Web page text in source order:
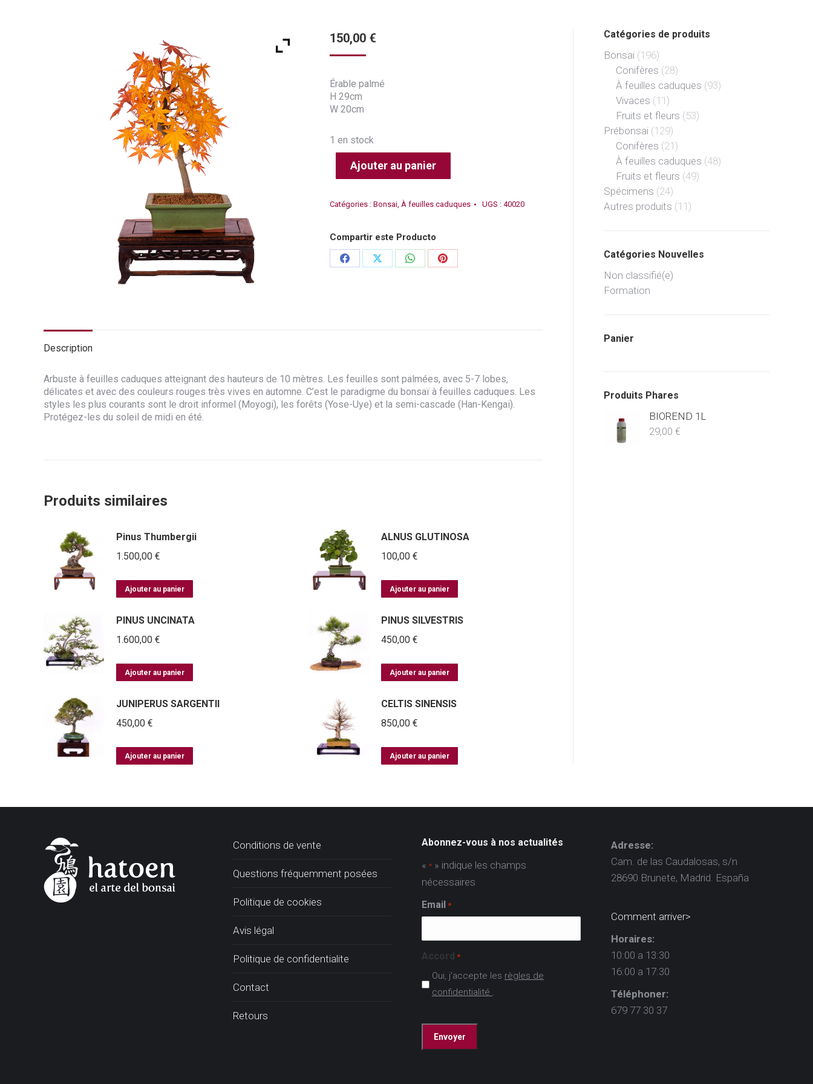
150,00 €
Érable palmé
H 29cm
W 20cm
1 en stock
Ajouter au panier
Catégories : Bonsai, À feuilles caduques UGS : 40020
Compartir este Producto
PartagerPartagerPartagerPartager
Description
Arbuste à feuilles caduques atteignant des hauteurs de 10 mètres. Les feuilles sont palmées, avec 5-7 lobes,
délicates et avec des couleurs rouges très vives en automne. C’est le paradigme du bonsaï à feuilles caduques. Les
styles les plus courants sont le droit informel (Moyogi), les forêts (Yose-Uye) et la semi-cascade (Han-Kengai).
Protégez-les du soleil de midi en été.
Produits similaires
Pinus Thumbergii
1.500,00 €
Ajouter au panier
ALNUS GLUTINOSA
100,00 €
Ajouter au panier
PINUS UNCINATA
1.600,00 €
Ajouter au panier
PINUS SILVESTRIS
450,00 €
Ajouter au panier
JUNIPERUS SARGENTII
450,00 €
Ajouter au panier
CELTIS SINENSIS
850,00 €
Ajouter au panier
Catégories de produits
Bonsai (196)
Conifères (28)
À feuilles caduques (93)
Vivaces (11)
Fruits et fleurs (53)
Prébonsai (129)
Conifères (21)
À feuilles caduques (48)
Fruits et fleurs (49)
Spécimens (24)
Autres produits (11)
Catégories Nouvelles
Non classifié(e)
Formation
Panier
Produits Phares
BIOREND 1L
29,00 €
Conditions de vente
Questions fréquemment posées
Politique de cookies
Avis légal
Politique de confidentialite
Contact
Retours
Abonnez-vous à nos actualités
« * » indique les champs
nécessaires
Email *
Accord *
Oui, j'accepte les règles de
confidentialité .
Adresse:
Cam. de las Caudalosas, s/n
28690 Brunete, Madrid. España
Comment arriver>
Horaires:
10:00 a 13:30
16:00 a 17:30
Téléphoner:
679 77 30 37